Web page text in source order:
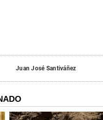
Juan José Santiváñez